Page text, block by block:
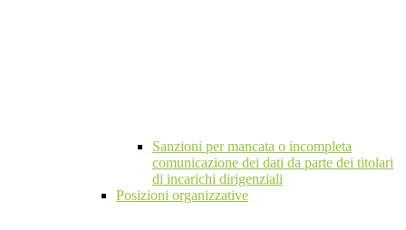
Sanzioni per mancata o incompleta
comunicazione dei dati da parte dei titolari
di incarichi dirigenziali
Posizioni organizzative